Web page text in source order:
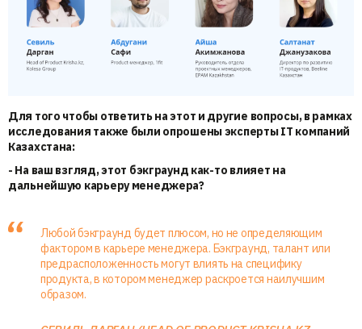
Для того чтобы ответить на этот и другие вопросы, в рамках
исследования также были опрошены эксперты IT компаний
Казахстана:
- На ваш взгляд, этот бэкграунд как-то влияет на
дальнейшую карьеру менеджера?
Любой бэкграунд будет плюсом, но не определяющим
фактором в карьере менеджера. Бэкграунд, талант или
предрасположенность могут влиять на специфику
продукта, в котором менеджер раскроется наилучшим
образом.